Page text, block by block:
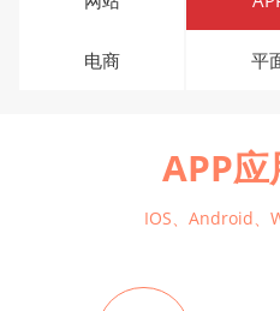
电商 平
APP
IOS、Android、